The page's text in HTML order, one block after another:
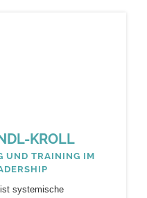
KROLL
UND TRAINING IM
systemische